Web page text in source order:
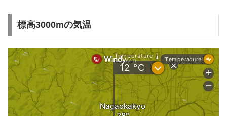
標高3000mの気温